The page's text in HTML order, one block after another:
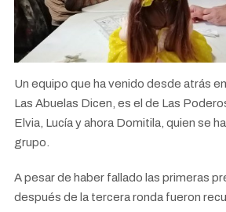
Un equipo que ha venido desde atrás
Las Abuelas Dicen, es el de Las
Elvia, Lucía y ahora Domitila, quien se ha
grupo.
A pesar de haber fallado las primeras
después de la tercera ronda fueron